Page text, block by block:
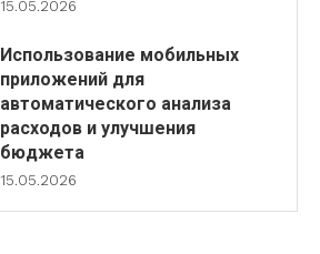
15.05.2026
Использование мобильных
приложений для
автоматического анализа
расходов и улучшения
бюджета
15.05.2026